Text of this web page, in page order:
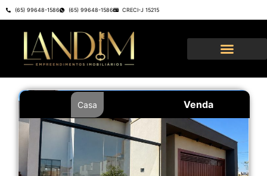
(65) 99648-1586 (65) 99648-1586 CRECI-J 15215
Venda
Casa